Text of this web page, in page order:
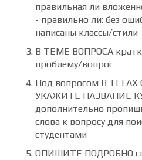
правильная ли
- правильно ли: без
написаны классы/стили
В ТЕМЕ ВОПРОСА
проблему/вопрос
Под вопросом В ТЕГАХ
УКАЖИТЕ НАЗВАНИЕ
дополнительно
слова к вопросу для
студентами
ОПИШИТЕ ПОДРОБНО